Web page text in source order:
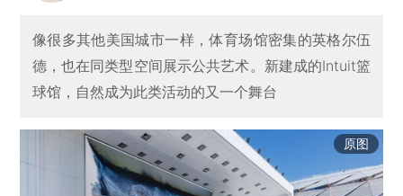
像很多其他美国城市一样，体育场馆密集的英格尔伍
德，也在同类型空间展示公共艺术。新建成的Intuit篮
球馆，自然成为此类活动的又一个舞台
原图